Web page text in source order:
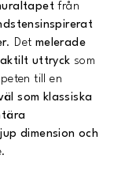
från
. Det melerade
uttryck som
till en
som klassiska
dimension och